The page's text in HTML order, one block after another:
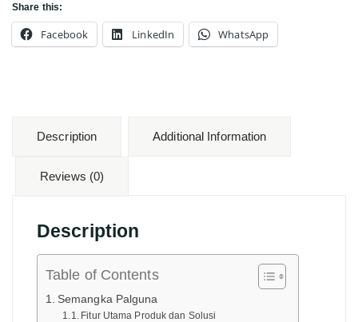
Share this:
Facebook LinkedIn WhatsApp
Description Additional Information
Reviews (0)
Description
Table of Contents
Semangka Palguna
Fitur Utama Produk dan Solusi